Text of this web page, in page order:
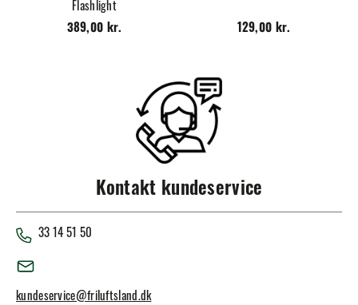
Flashlight
389,00 kr.
129,00 kr.
Kontakt kundeservice
33 14 51 50
kundeservice@friluftsland.dk